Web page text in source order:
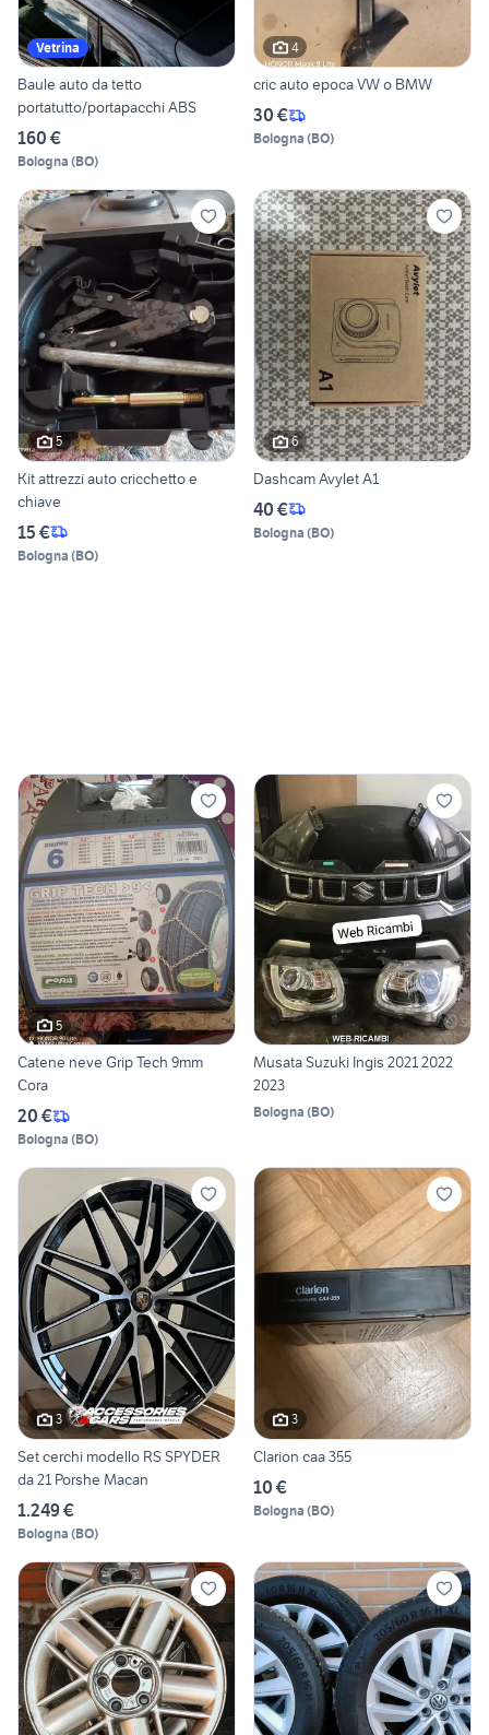
Vetrina
Baule auto da tetto
portatutto/portapacchi ABS
160 €
Bologna (BO)
4
cric auto epoca VW o BMW
30 €
Bologna (BO)
5
Kit attrezzi auto cricchetto e
chiave
15 €
Bologna (BO)
6
Dashcam Avylet A1
40 €
Bologna (BO)
5
Catene neve Grip Tech 9mm
Cora
20 €
Bologna (BO)
Musata Suzuki Ingis 2021 2022
2023
Bologna (BO)
3
Set cerchi modello RS SPYDER
da 21 Porshe Macan
1.249 €
Bologna (BO)
3
Clarion caa 355
10 €
Bologna (BO)